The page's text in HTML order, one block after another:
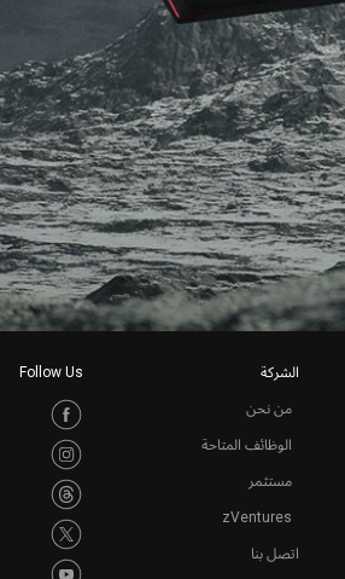
الشركة
من نحن
الوظائف المتاحة
مستثمر
zVentures
اتصل بنا
Follow Us